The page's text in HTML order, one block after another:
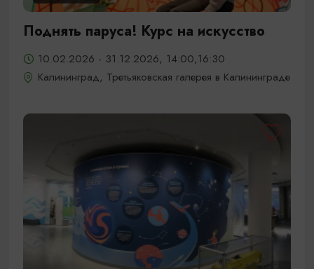
Поднять паруса! Курс на искусство
10.02.2026 - 31.12.2026, 14:00,16:30
Калининград, Третьяковская галерея в Калининграде